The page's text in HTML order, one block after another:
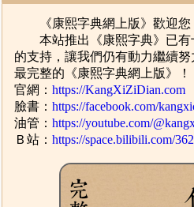
《康熙字典網上版》歡迎您
本站推出《康熙字典》已有
的支持，讓我們仍有動力繼續
最完整的《康熙字典網上版》！
官網：https://KangXiZiDian.com
臉書：https://facebook.com/
油管：https://youtube.com/
Ｂ站：https://space.bilibili.com/